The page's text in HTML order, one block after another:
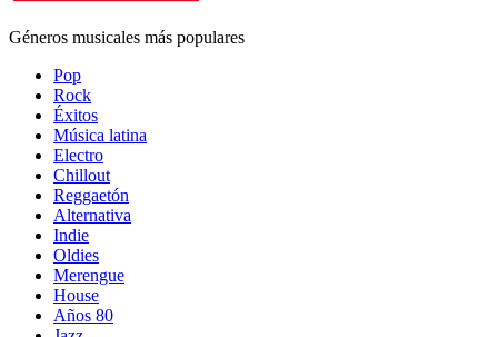
Géneros musicales más populares
Pop
Rock
Éxitos
Música latina
Electro
Chillout
Reggaetón
Alternativa
Indie
Oldies
Merengue
House
Años 80